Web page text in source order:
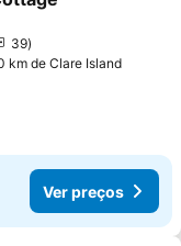
favoritos
39
km de Clare Island
Ver preços